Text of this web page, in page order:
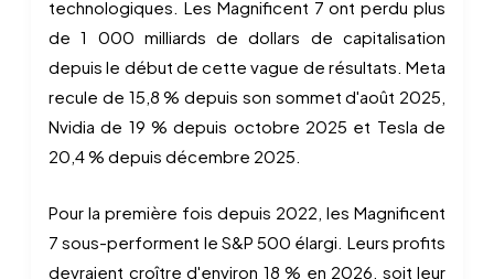
technologiques. Les Magnificent 7 ont perdu plus
de 1 000 milliards de dollars de capitalisation
depuis le début de cette vague de résultats. Meta
recule de 15,8 % depuis son sommet d'août 2025,
Nvidia de 19 % depuis octobre 2025 et Tesla de
20,4 % depuis décembre 2025.
Pour la première fois depuis 2022, les Magnificent
7 sous-performent le S&P 500 élargi. Leurs profits
devraient croître d'environ 18 % en 2026, soit leur